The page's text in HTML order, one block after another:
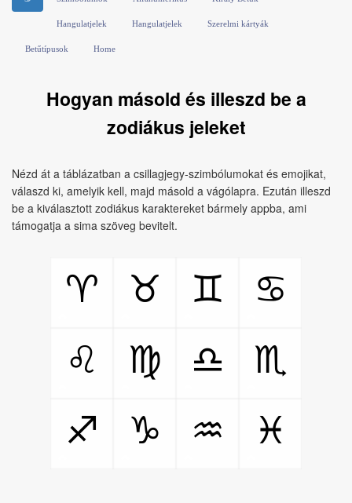
Hangulatjelek Hangulatjelek Szerelmi kártyák
Betűtípusok Home
Hogyan másold és illeszd be a
zodiákus jeleket
Nézd át a táblázatban a csillagjegy‑szimbólumokat és emojikat,
válaszd ki, amelyik kell, majd másold a vágólapra. Ezután illeszd
be a kiválasztott zodiákus karaktereket bármely appba, ami
támogatja a sima szöveg bevitelt.
♈ ♉ ♊
♋
♌
♍ ♎
♏
♐
♑ ♒ ♓